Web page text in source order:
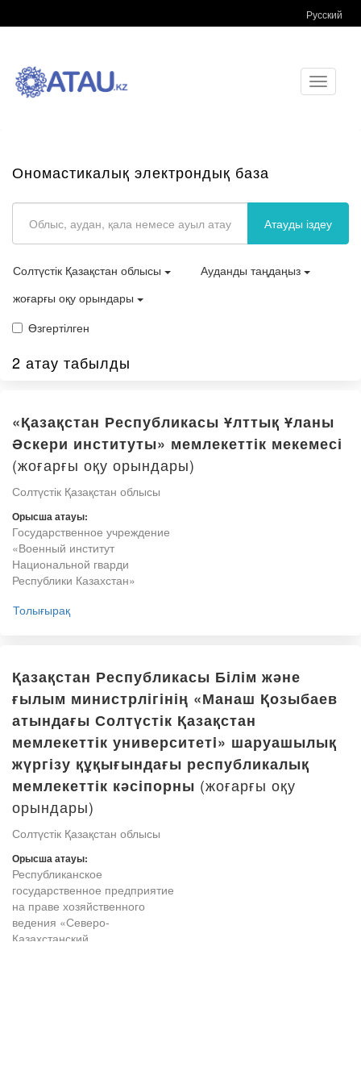
Русский
Toggle
Ономастикалық электрондық база
Атауды іздеу
Солтүстік Қазақстан облысы
Ауданды таңдаңыз
жоғарғы оқу орындары
Өзгертілген
2 атау табылды
«Қазақстан Республикасы Ұлттық Ұланы
Әскери институты» мемлекеттік мекемесі
(жоғарғы оқу орындары)
Солтүстік Қазақстан облысы
Орысша атауы:
Государственное учреждение
«Военный институт
Национальной гварди
Республики Казахстан»
Толығырақ
Қазақстан Республикасы Білім және
ғылым министрлігінің «Манаш Қозыбаев
атындағы Солтүстік Қазақстан
мемлекеттік университетi» шаруашылық
жүргізу құқығындағы республикалық
мемлекеттік кәсіпорны (жоғарғы оқу
орындары)
Солтүстік Қазақстан облысы
Орысша атауы:
Республиканское
государственное предприятие
на праве хозяйственного
ведения «Северо-
Казахстанский